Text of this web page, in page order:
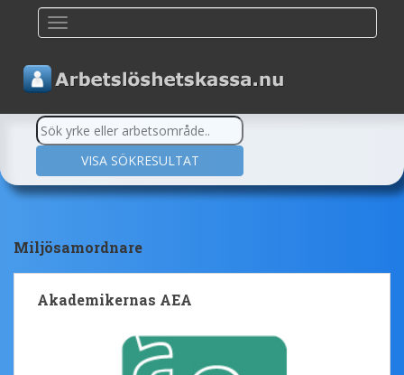
Miljösamordnare
Akademikernas AEA